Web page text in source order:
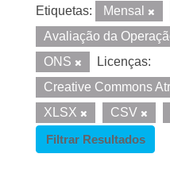
Etiquetas: Mensal
Avaliação da
ONS
Licenças:
Creative Commons
XLSX
CSV
Filtrar Resultados